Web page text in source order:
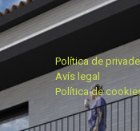
Política de
Avís legal
Política de